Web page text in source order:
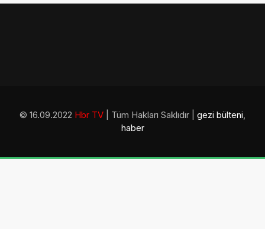
© 16.09.2022 Hbr TV | Tüm Hakları Saklıdır | gezi bülteni,
haber